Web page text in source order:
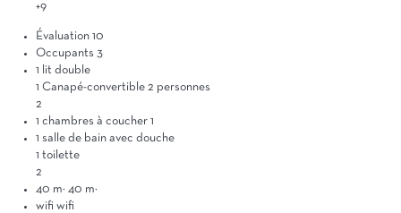
+9
Évaluation 10
Occupants 3
1 lit double
1 Canapé-convertible 2 personnes
2
1 chambres à coucher 1
1 salle de bain avec douche
1 toilette
2
40 m² 40 m²
wifi wifi